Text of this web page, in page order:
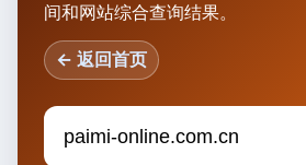
间和网站综合查询结果。
← 返回首页